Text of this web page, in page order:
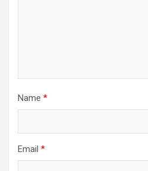
Name *
Email *